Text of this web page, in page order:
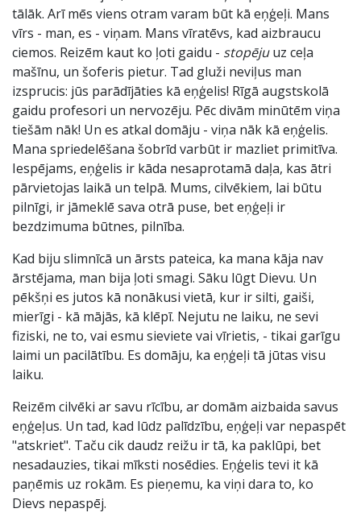
tālāk. Arī mēs viens otram varam būt kā eņģeļi. Mans
vīrs - man, es - viņam. Mans vīratēvs, kad aizbraucu
ciemos. Reizēm kaut ko ļoti gaidu - stopējuuz ceļa
mašīnu, un šoferis pietur. Tad gluži neviļus man
izsprucis: jūs parādījāties kā eņģelis! Rīgā augstskolā
gaidu profesori un nervozēju. Pēc divām minūtēm viņa
tiešām nāk! Un es atkal domāju - viņa nāk kā eņģelis.
Mana spriedelēšana šobrīd varbūt ir mazliet primitīva.
Iespējams, eņģelis ir kāda nesaprotamā daļa, kas ātri
pārvietojas laikā un telpā. Mums, cilvēkiem, lai būtu
pilnīgi, ir jāmeklē sava otrā puse, bet eņģeļi ir
bezdzimuma būtnes, pilnība.
Kad biju slimnīcā un ārsts pateica, ka mana kāja nav
ārstējama, man bija ļoti smagi. Sāku lūgt Dievu. Un
pēkšņi es jutos kā nonākusi vietā, kur ir silti, gaiši,
mierīgi - kā mājās, kā klēpī. Nejutu ne laiku, ne sevi
fiziski, ne to, vai esmu sieviete vai vīrietis, - tikai garīgu
laimi un pacilātību. Es domāju, ka eņģeļi tā jūtas visu
laiku.
Reizēm cilvēki ar savu rīcību, ar domām aizbaida savus
eņģeļus. Un tad, kad lūdz palīdzību, eņģeļi var nepaspēt
"atskriet". Taču cik daudz reižu ir tā, ka paklūpi, bet
nesadauzies, tikai mīksti nosēdies. Eņģelis tevi it kā
paņēmis uz rokām. Es pieņemu, ka viņi dara to, ko
Dievs nepaspēj.